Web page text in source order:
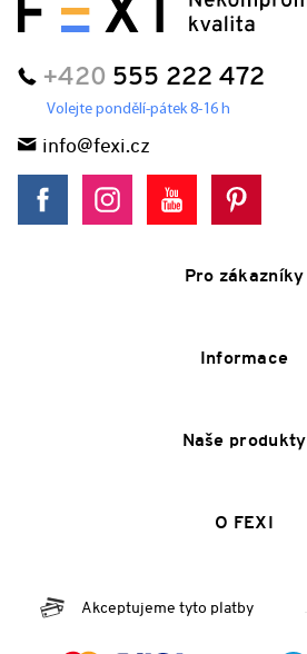
+420 555 222 472
Volejte pondělí-pátek 8-16 h
info@fexi.cz
Pro zákazníky
Informace
Naše produkty
O FEXI
Akceptujeme tyto platby